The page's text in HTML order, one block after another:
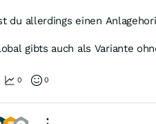
du allerdings einen
gibts auch als Variante
0 0